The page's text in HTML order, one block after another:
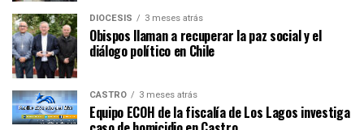
DIÓCESIS 3 meses atrás
Obispos llaman a recuperar la paz social y el
diálogo político en Chile
CASTRO 3 meses atrás
Equipo ECOH de la fiscalía de Los Lagos investiga